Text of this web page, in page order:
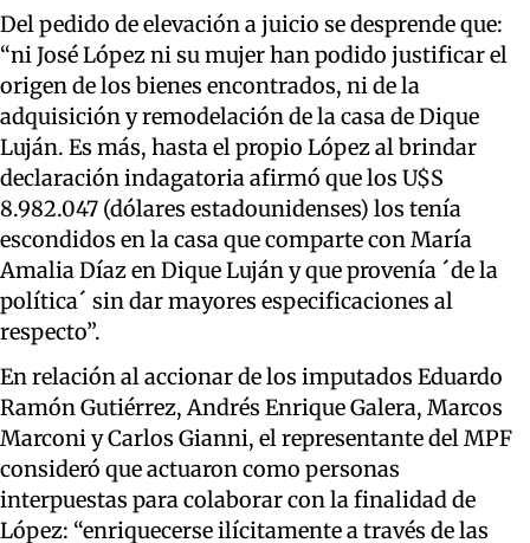
Del pedido de elevación a juicio se desprende que:
“ni José López ni su mujer han podido justificar el
origen de los bienes encontrados, ni de la
adquisición y remodelación de la casa de Dique
Luján. Es más, hasta el propio López al brindar
declaración indagatoria afirmó que los U$S
8.982.047 (dólares estadounidenses) los tenía
escondidos en la casa que comparte con María
Amalia Díaz en Dique Luján y que provenía ´de la
política´ sin dar mayores especificaciones al
respecto”.
En relación al accionar de los imputados Eduardo
Ramón Gutiérrez, Andrés Enrique Galera, Marcos
Marconi y Carlos Gianni, el representante del MPF
consideró que actuaron como personas
interpuestas para colaborar con la finalidad de
López: “enriquecerse ilícitamente a través de las